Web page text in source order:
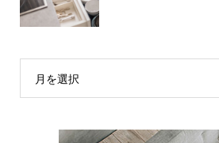
月を選択